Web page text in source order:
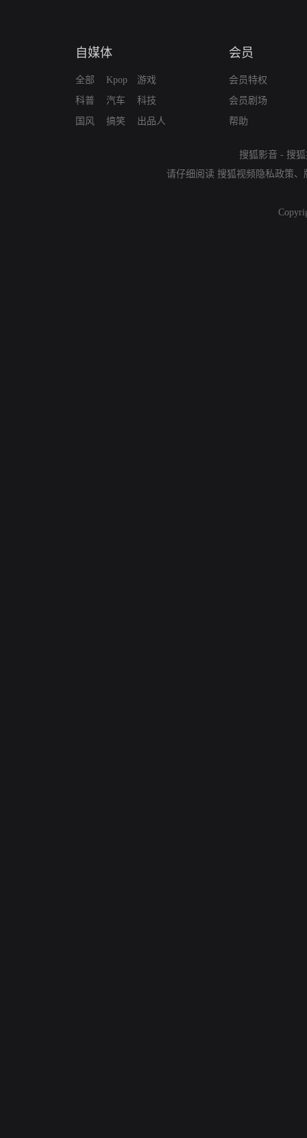
自媒体
全部
科普
国风
Kpop
汽车
搞笑
游戏
科技
出品人
会员
会员特权
会员剧场
帮助
搜狐影音 - 搜
请仔细阅读 搜狐视频隐私政策、